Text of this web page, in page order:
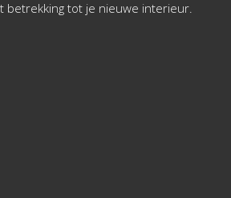
betrekking tot je nieuwe interieur.